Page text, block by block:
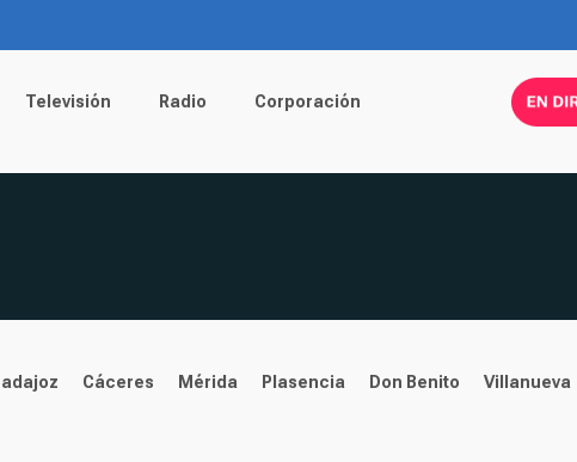
Televisión Radio Corporación
Cáceres Mérida Plasencia Don Benito Villanueva